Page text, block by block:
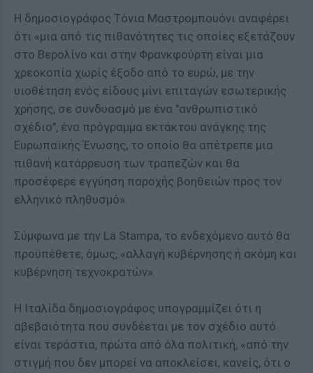
Η δημοσιογράφος Τόνια Μαστρομπουόνι αναφέρει
ότι «μια από τις πιθανότητες τις οποίες εξετάζουν
στο Βερολίνο και στην Φρανκφούρτη είναι μια
χρεοκοπία χωρίς έξοδο από το ευρώ, με την
υιοθέτηση ενός είδους μίνι επιταγών εσωτερικής
χρήσης, σε συνδυασμό με ένα "ανθρωπιστικό
σχέδιο", ένα πρόγραμμα εκτάκτου ανάγκης της
Ευρωπαϊκής Ένωσης, το οποίο θα απέτρεπε μια
πιθανή κατάρρευση των τραπεζών και θα
προσέφερε εγγύηση παροχής βοηθειών προς τον
ελληνικό πληθυσμό».
Σύμφωνα με την La Stampa, το ενδεχόμενο αυτό θα
προϋπέθετε, όμως, «αλλαγή κυβέρνησης ή ακόμη και
κυβέρνηση τεχνοκρατών».
Η Ιταλίδα δημοσιογράφος υπογραμμίζει ότι η
αβεβαιότητα που συνδέεται με τον σχέδιο αυτό
είναι τεράστια, πρώτα από όλα πολιτική, «από την
στιγμή που δεν μπορεί να αποκλείσει, κανείς, ότι ο